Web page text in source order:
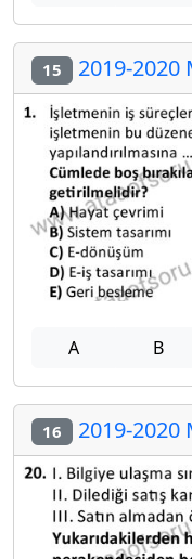
15 2019-2020
A B
16 2019-2020